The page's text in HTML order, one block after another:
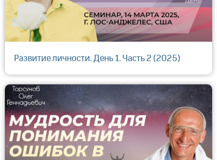
Развитие личности. День 1. Часть 2 (2025)